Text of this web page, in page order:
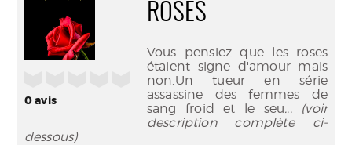
0avis
ROSES
Vous pensiez que les roses
étaient signe d'amour mais
non.Un tueur en série
assassine des femmes de
sang froid et le seu... (voir
description complète ci-
dessous)